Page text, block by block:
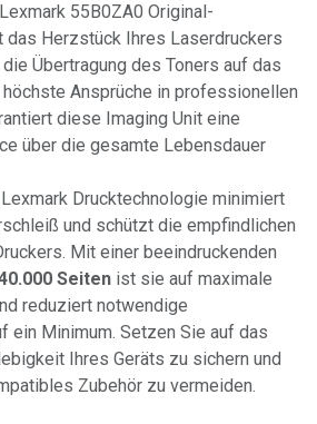
55B0ZA0 Original-
das Herzstück Ihres Laserdruckers
Übertragung des Toners auf das
Ansprüche in professionellen
diese Imaging Unit eine
über die gesamte Lebensdauer
Drucktechnologie minimiert
und schützt die empfindlichen
Mit einer beeindruckenden
Seiten ist sie auf maximale
reduziert notwendige
ein Minimum. Setzen Sie auf das
Ihres Geräts zu sichern und
Zubehör zu vermeiden.